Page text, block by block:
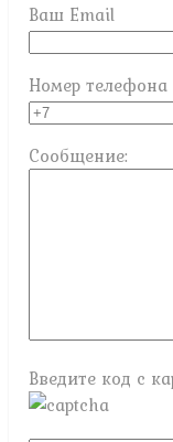
Ваш Email
Номер телефона
Сообщение:
Введите код с